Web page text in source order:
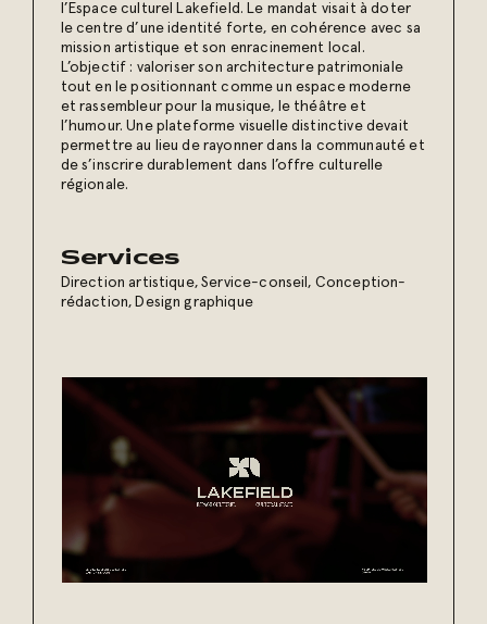
l’Espace culturel Lakefield. Le mandat visait à doter
le centre d’une identité forte, en cohérence avec sa
mission artistique et son enracinement local.
L’objectif : valoriser son architecture patrimoniale
tout en le positionnant comme un espace moderne
et rassembleur pour la musique, le théâtre et
l’humour. Une plateforme visuelle distinctive devait
permettre au lieu de rayonner dans la communauté et
de s’inscrire durablement dans l’offre culturelle
régionale.
Services
Direction artistique,Service-conseil, Conception-
rédaction, Design graphique